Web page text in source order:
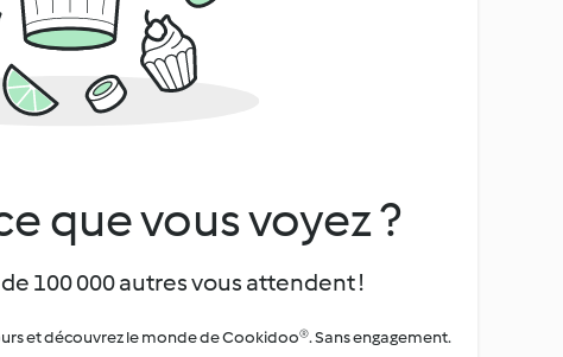
que vous voyez ?
100 000 autres vous attendent !
et découvrez le monde de Cookidoo®. Sans engagement.